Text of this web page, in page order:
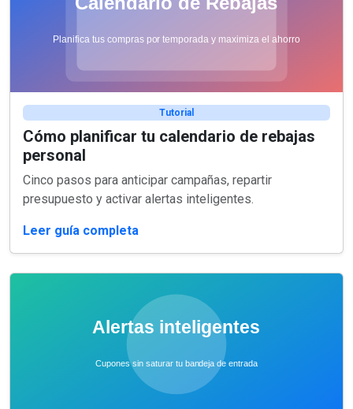
Tutorial
Cómo planificar tu calendario de rebajas
personal
Cinco pasos para anticipar campañas, repartir
presupuesto y activar alertas inteligentes.
Leer guía completa